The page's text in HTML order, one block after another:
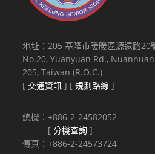
地址：205 基隆市暖暖區源遠路20
No.20, Yuanyuan Rd.,
205, Taiwan (R.O.C.)
[ 交通資訊 ] [規劃路線 ]
總機：+886-2-24582052
[分機查詢 ]
傳真：+886-2-24573724